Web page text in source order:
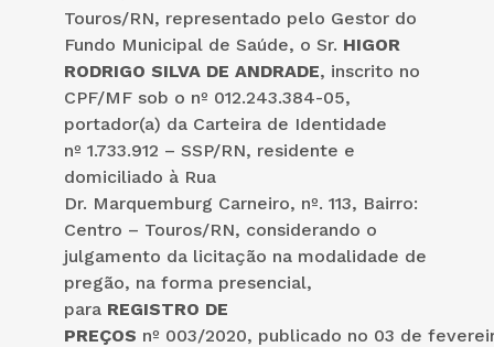
Touros/RN, representado pelo Gestor do
Fundo Municipal de Saúde, o Sr. HIGOR
RODRIGO SILVA DE ANDRADE, inscrito no
CPF/MF sob o nº 012.243.384-05,
portador(a) da Carteira de Identidade
nº 1.733.912 – SSP/RN, residente e
domiciliado à Rua
Dr. Marquemburg Carneiro, nº. 113, Bairro:
Centro – Touros/RN, considerando o
julgamento da licitação na modalidade de
pregão, na forma presencial,
para REGISTRO DE
PREÇOS nº 003/2020, publicado no 03 de